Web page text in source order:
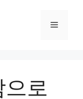
Menu
로